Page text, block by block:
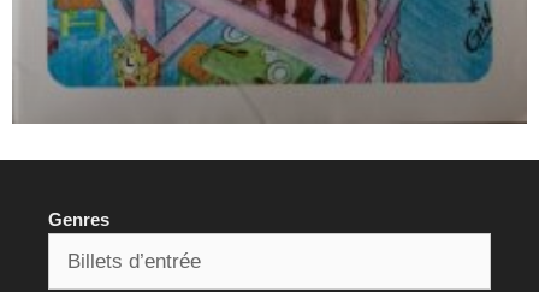
Genres